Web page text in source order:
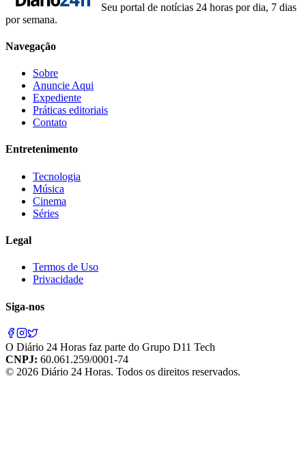
Seu portal de notícias 24 horas por dia, 7 dias
por semana.
Navegação
Sobre
Anuncie Aqui
Expediente
Práticas editoriais
Contato
Entretenimento
Tecnologia
Música
Cinema
Séries
Legal
Termos de Uso
Privacidade
Siga-nos
O Diário 24 Horas faz parte do Grupo D11 Tech
CNPJ: 60.061.259/0001-74
© 2026 Diário 24 Horas. Todos os direitos reservados.